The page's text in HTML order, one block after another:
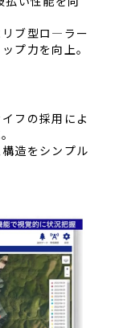
ブ型ロ―ラー
プ力を向上。
フの採用によ
造をシンプル